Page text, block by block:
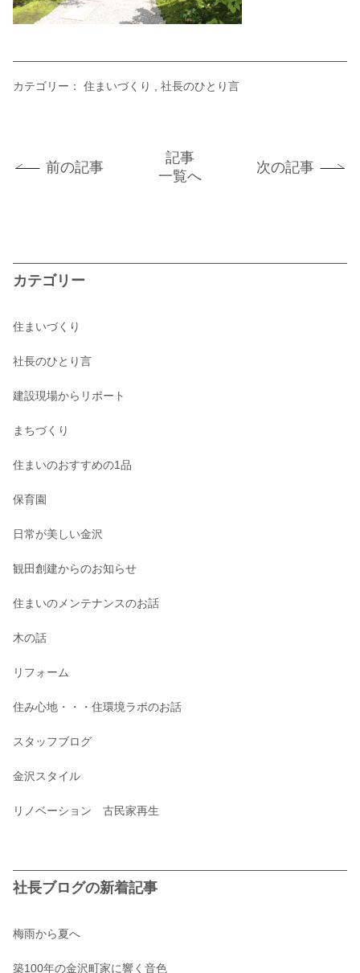
カテゴリー： 住まいづくり 社長のひとり言
前の記事
記事
一覧へ
次の記事
カテゴリー
住まいづくり
社長のひとり言
建設現場からリポート
まちづくり
住まいのおすすめの1品
保育園
日常が美しい金沢
観田創建からのお知らせ
住まいのメンテナンスのお話
木の話
リフォーム
住み心地・・・住環境ラボのお話
スタッフブログ
金沢スタイル
リノベーション 古民家再生
社長ブログの新着記事
梅雨から夏へ
築100年の金沢町家に響く音色